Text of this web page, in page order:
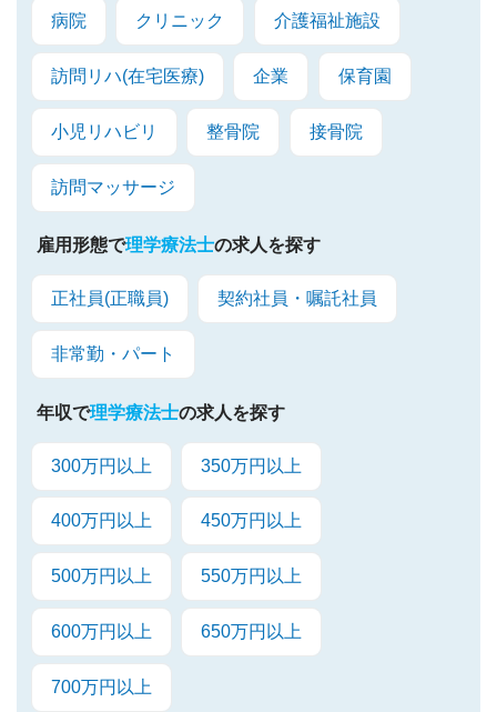
病院 クリニック 介護福祉施設
訪問リハ(在宅医療) 企業 保育園
小児リハビリ 整骨院 接骨院
訪問マッサージ
雇用形態で理学療法士の求人を探す
正社員(正職員) 契約社員・嘱託社員
非常勤・パート
年収で理学療法士の求人を探す
300万円以上 350万円以上
400万円以上 450万円以上
500万円以上 550万円以上
600万円以上 650万円以上
700万円以上